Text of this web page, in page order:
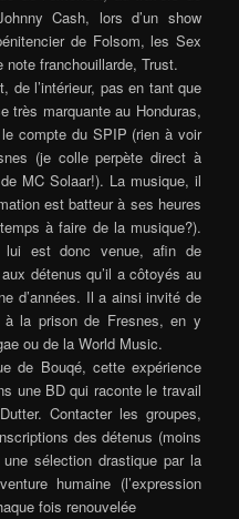
Cash, lors d’un show
de Folsom, les Sex
franchouillarde, Trust.
de l’intérieur, pas en tant que
très marquante au Honduras,
compte du SPIP (rien à voir
(je colle perpète direct à
MC Solaar!). La musique, il
est batteur à ses heures
à faire de la musique?).
lui est donc venue, afin de
détenus qu’il a côtoyés au
d’années. Il a ainsi invité de
à la prison de Fresnes, en y
ou de la World Music.
de Bouqé, cette expérience
une BD qui raconte le travail
Contacter les groupes,
des détenus (moins
sélection drastique par la
humaine (l’expression
fois renouvelée